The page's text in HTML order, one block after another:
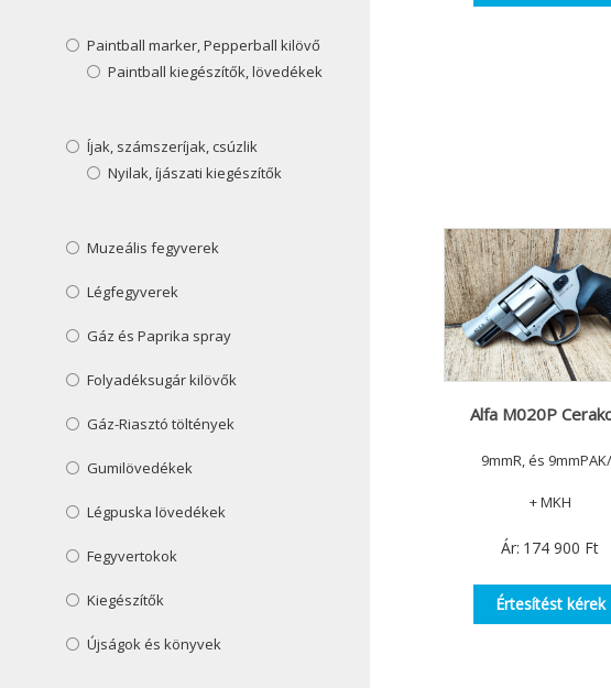
Alfa M020P
9mmR, és
+ MKH
Ár: 174 900 Ft
Értesítést kérek
Paintball marker, Pepperball kilövő
Paintball kiegészítők, lövedékek
Íjak, számszeríjak, csúzlik
Nyilak, íjászati kiegészítők
Muzeális fegyverek
Légfegyverek
Gáz és Paprika spray
Folyadéksugár kilövők
Gáz-Riasztó töltények
Gumilövedékek
Légpuska lövedékek
Fegyvertokok
Kiegészítők
Újságok és könyvek